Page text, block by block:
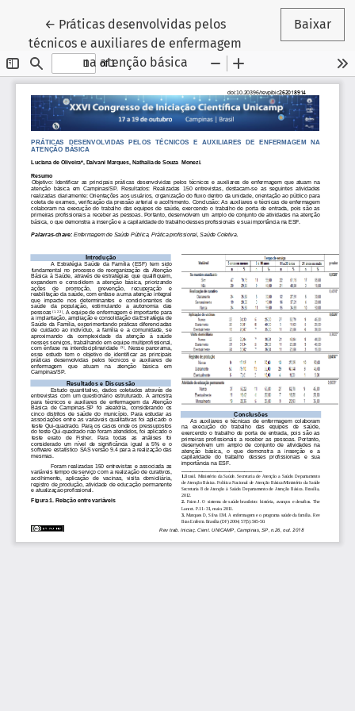
← Voltar aos Detalhes do Artigo
Práticas desenvolvidas pelos
técnicos e auxiliares de enfermagem
na atenção básica
Baixar